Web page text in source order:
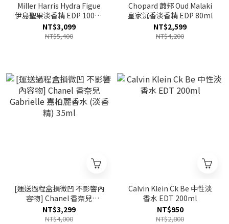
Miller Harris Hydra Figue
伊島聖果淡香精 EDP 100ml
TESTER
NT$3,099
NT$5,400
Chopard 蕭邦 Oud Malaki
皇家沉香淡香精 EDP 80ml
NT$2,599
NT$4,200
[運送過程盒損微凹 不影響內
容物] Chanel 香奈兒
Gabrielle 嘉柏麗香水 (淡香
精) 35ml
NT$3,299
NT$4,000
Calvin Klein Ck Be 中性淡
香水 EDT 200ml
NT$950
NT$2,800